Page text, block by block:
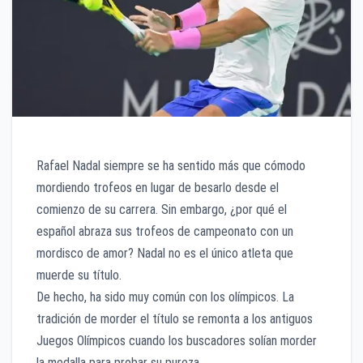
Rafael Nadal siempre se ha sentido más que cómodo
mordiendo trofeos en lugar de besarlo desde el
comienzo de su carrera. Sin embargo, ¿por qué el
español abraza sus trofeos de campeonato con un
mordisco de amor? Nadal no es el único atleta que
muerde su título.
De hecho, ha sido muy común con los olímpicos. La
tradición de morder el título se remonta a los antiguos
Juegos Olímpicos cuando los buscadores solían morder